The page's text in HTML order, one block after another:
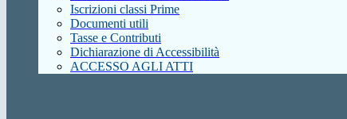
Iscrizioni classi Prime
Documenti utili
Tasse e Contributi
Dichiarazione di Accessibilità
ACCESSO AGLI ATTI